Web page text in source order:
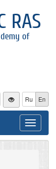
RAS
of
Ru En
Toggle